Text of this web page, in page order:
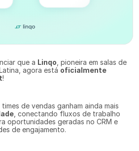
que a Linqo , pioneira em salas de
agora está oficialmente
!
, conectando fluxos de trabalho
oportunidades geradas no CRM e
de engajamento.